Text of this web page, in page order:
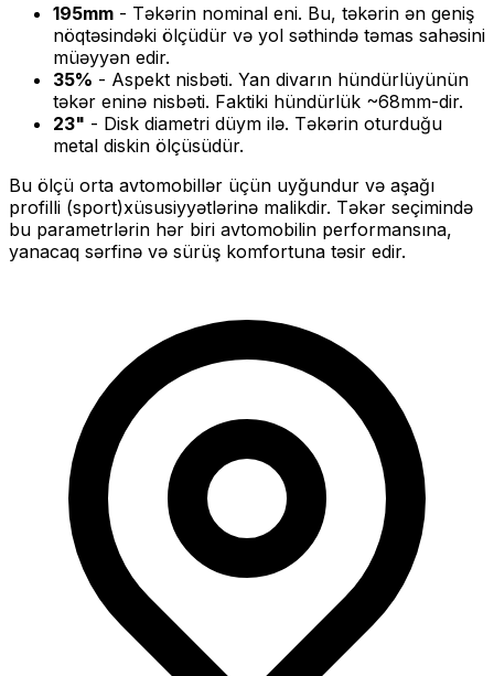
195mm - Təkərin nominal eni. Bu, təkərin ən geniş
nöqtəsindəki ölçüdür və yol səthində təmas sahəsini
müəyyən edir.
35% - Aspekt nisbəti. Yan divarın hündürlüyünün
təkər eninə nisbəti. Faktiki hündürlük ~68mm-dir.
23" - Disk diametri düym ilə. Təkərin oturduğu
metal diskin ölçüsüdür.
Bu ölçü orta avtomobillər üçün uyğundur və aşağı
profilli (sport)xüsusiyyətlərinə malikdir. Təkər seçimində
bu parametrlərin hər biri avtomobilin performansına,
yanacaq sərfinə və sürüş komfortuna təsir edir.